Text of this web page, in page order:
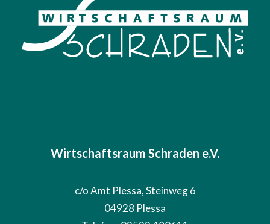
Wirtschaftsraum Schraden e.V.
c/o Amt Plessa, Steinweg 6
04928 Plessa